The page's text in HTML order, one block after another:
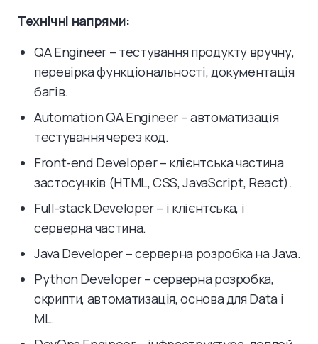
Технічні напрями:
QA Engineer – тестування продукту вручну,
перевірка функціональності, документація
багів.
Automation QA Engineer – автоматизація
тестування через код.
Front-end Developer – клієнтська частина
застосунків (HTML, CSS, JavaScript, React).
Full-stack Developer – і клієнтська, і
серверна частина.
Java Developer – серверна розробка на Java.
Python Developer – серверна розробка,
скрипти, автоматизація, основа для Data і
ML.